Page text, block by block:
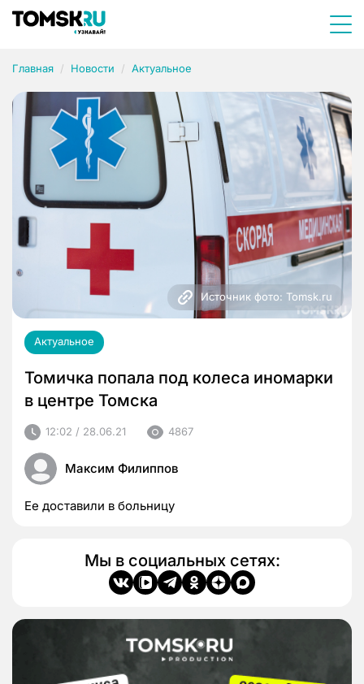
Главная Новости Актуальное
Источник фото: Tomsk.ru
Актуальное
Томичка попала под колеса иномарки
в центре Томска
12:02 / 28.06.21 4867
Максим Филиппов
Ее доставили в больницу
Мы в социальных сетях: